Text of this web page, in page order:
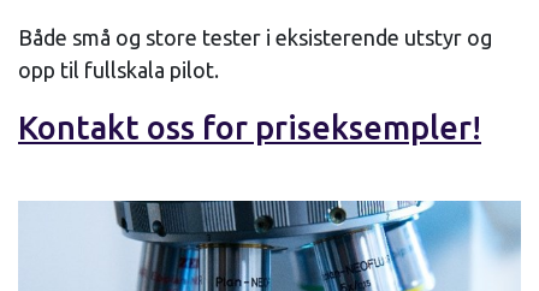
Både små og store tester i eksisterende utstyr og
opp til fullskala pilot.
Kontakt oss for priseksempler!